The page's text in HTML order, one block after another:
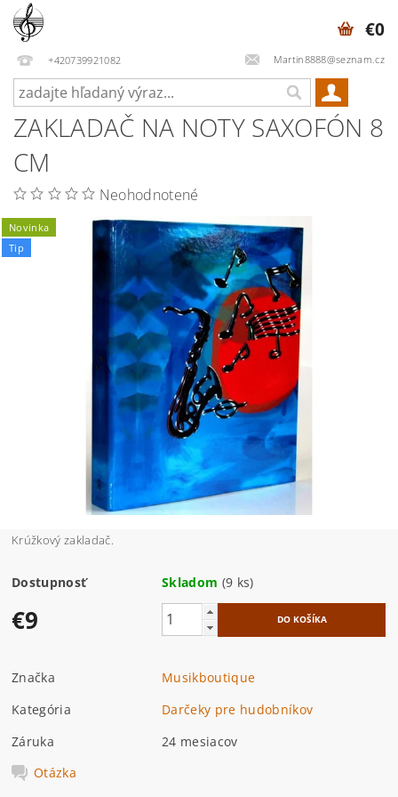
+420739921082 Martin8888@seznam.cz
€0
ZAKLADAČ NA NOTY SAXOFÓN 8
CM
Neohodnotené
Novinka
Tip
Krúžkový zakladač.
Dostupnosť Skladom (9 ks)
€9
Značka
Musikboutique
Kategória
Darčeky pre hudobníkov
Záruka
24 mesiacov
Otázka